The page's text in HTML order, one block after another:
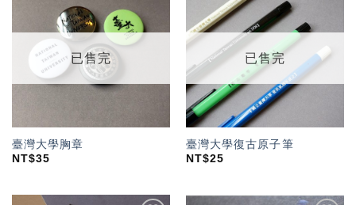
「願
望輕
已售完
臺灣大學胸章
NT$35
望輕
已售完
臺灣大學復古原子筆
NT$25